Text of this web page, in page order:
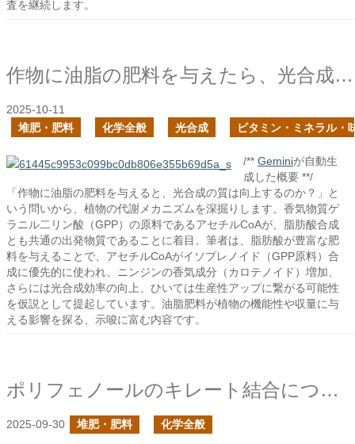
査を継続します。
作物に油脂の肥料を与えたら、光合成の質は向上するのか？
2025-10-11
堆肥・肥料
化学全般 光合成 ビタミン・ミネラル・
/** Geminiが自動生
成した概要 **/
「作物に油脂の肥料を与えると、光合成の質は向上するのか？」と
いう問いから、植物の代謝メカニズムを深掘りします。香気物質ゲ
ラニル二リン酸（GPP）の原料であるアセチルCoAが、脂肪酸合成
とも共通の出発物質であることに着目。筆者は、脂肪酸が豊富な肥
料を与えることで、アセチルCoAがイソプレノイド（GPP原料）合
成に優先的に使われ、ニンジンの香気成分（カロテノイド）増加、
さらには光合成効率の向上、ひいては生産性アップに繋がる可能性
を仮説として提起しています。油脂肥料が植物の機能性や収量に与
える影響を探る、示唆に富む内容です。
ポリフェノールのキレート結合について
2025-09-30 堆肥・肥料 化学全般